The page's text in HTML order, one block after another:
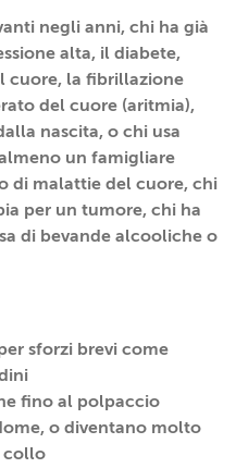
negli anni, chi ha già
alta, il diabete,
cuore, la fibrillazione
del cuore (aritmia),
nascita, o chi usa
un famigliare
di malattie del cuore, chi
per un tumore, chi ha
di bevande alcooliche o
sforzi brevi come
fino al polpaccio
o diventano molto
collo